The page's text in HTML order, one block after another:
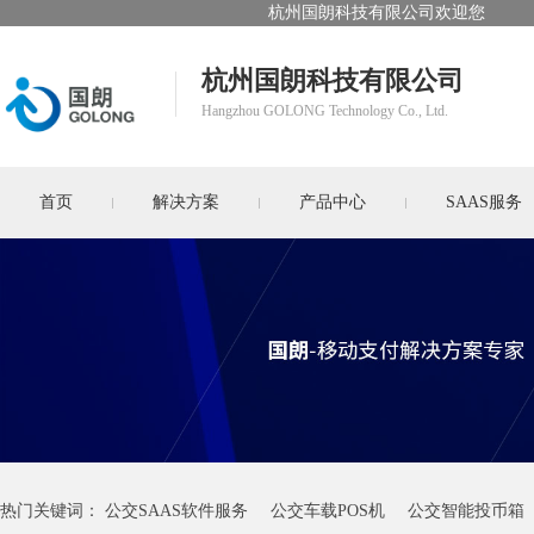
杭州国朗科技有限公司欢迎您
杭州国朗科技有限公司
Hangzhou GOLONG Technology Co., Ltd.
首页 解决方案 产品中心 SAAS服务
热门关键词： 公交SAAS软件服务 公交车载POS机 公交智能投币箱